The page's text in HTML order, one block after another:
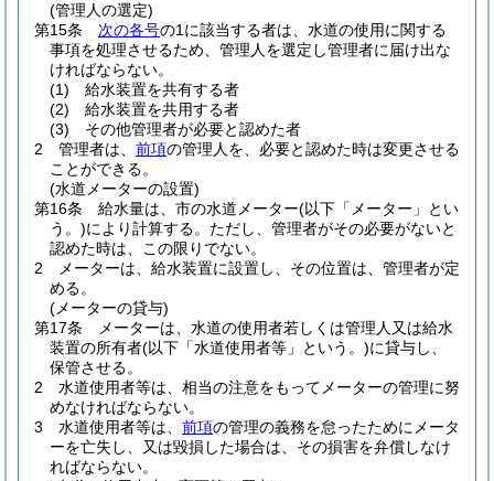
(管理人の選定)
第15条
次の各号の1に該当する者は、水道の使用に関する
事項を処理させるため、管理人を選定し管理者に届け出な
ければならない。
(1)
給水装置を共有する者
(2)
給水装置を共用する者
(3)
その他管理者が必要と認めた者
2
管理者は、 前項の管理人を、必要と認めた時は変更させる
ことができる。
(水道メーターの設置)
第16条
給水量は、市の水道メーター(以下「メーター」とい
う。)により計算する。 ただし、管理者がその必要がないと
認めた時は、この限りでない。
2
メーターは、給水装置に設置し、その位置は、管理者が定
める。
(メーターの貸与)
第17条
メーターは、水道の使用者若しくは管理人又は給水
装置の所有者(以下「水道使用者等」という。)に貸与し、
保管させる。
2
水道使用者等は、相当の注意をもってメーターの管理に努
めなければならない。
3
水道使用者等は、 前項の管理の義務を怠ったためにメータ
ーを亡失し、又は毀損した場合は、その損害を弁償しなけ
ればならない。